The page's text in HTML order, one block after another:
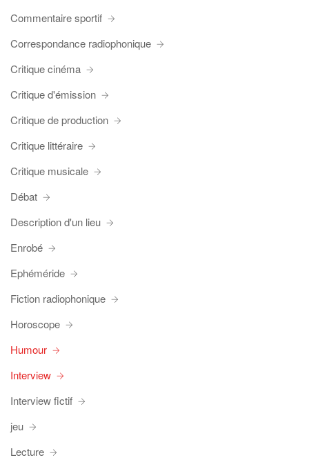
Commentaire sportif
Correspondance radiophonique
Critique cinéma
Critique d'émission
Critique de production
Critique littéraire
Critique musicale
Débat
Description d'un lieu
Enrobé
Ephéméride
Fiction radiophonique
Horoscope
Humour
Interview
Interview fictif
jeu
Lecture